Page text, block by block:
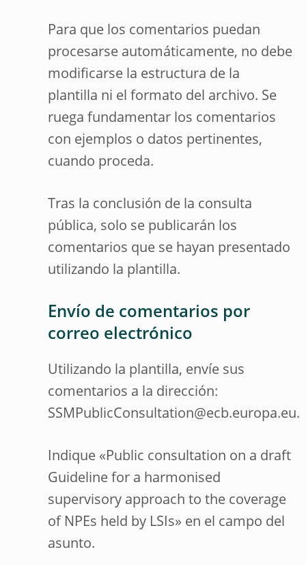
Para que los comentarios puedan
procesarse automáticamente, no debe
modificarse la estructura de la
plantilla ni el formato del archivo. Se
ruega fundamentar los comentarios
con ejemplos o datos pertinentes,
cuando proceda.
Tras la conclusión de la consulta
pública, solo se publicarán los
comentarios que se hayan presentado
utilizando la plantilla.
Envío de comentarios por
correo electrónico
Utilizando la plantilla, envíe sus
comentarios a la dirección:
SSMPublicConsultation@ecb.europa.eu.
Indique «Public consultation on a draft
Guideline for a harmonised
supervisory approach to the coverage
of NPEs held by LSIs» en el campo del
asunto.